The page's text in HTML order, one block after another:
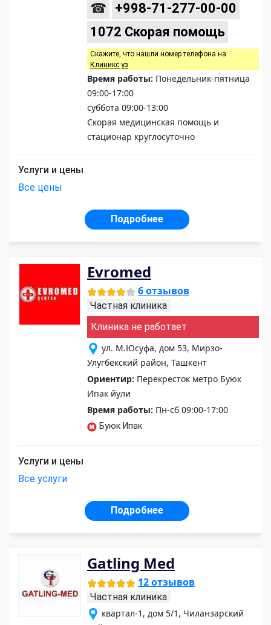
☎
+998-71-277-00-00
1072 Скорая помощь
Скажите, что нашли номер телефона на
Клиникс уз
Время работы: Понедельник-пятница
09:00-17:00
суббота 09:00-13:00
Скорая медицинская помощь и
стационар круглосуточно
Услуги и цены
Все цены
Подробнее
Evromed
6 отзывов
Частная клиника
Клиника не работает
ул. М.Юсуфа, дом 53, Мирзо-
Улугбекский район, Ташкент
Ориентир: Перекресток метро Буюк
Ипак йули
Время работы: Пн-сб 09:00-17:00
Буюк Ипак
Услуги и цены
Все услуги
Подробнее
Gatling Med
12 отзывов
Частная клиника
квартал-1, дом 5/1, Чиланзарский